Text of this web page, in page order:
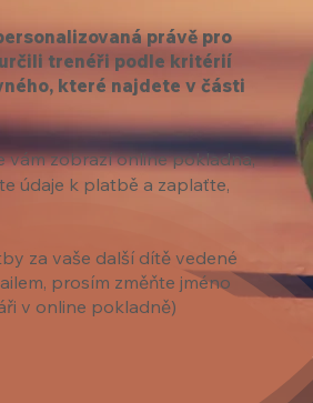
právě pro
trenéři podle kritérií
které najdete v části
vám zobrazí online pokladna,
údaje k platbě a zaplaťte,
za vaše další dítě vedené
prosím změňte jméno
v online pokladně)